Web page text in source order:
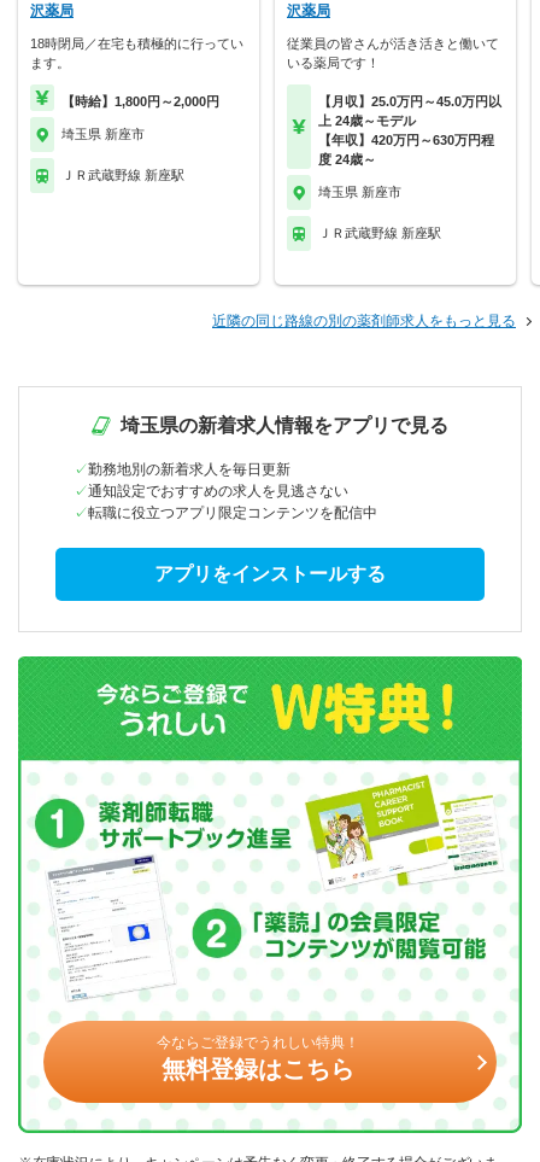
沢薬局
18時閉局／在宅も積極的に行ってい
ます。
【時給】1,800円～2,000円
埼玉県 新座市
ＪＲ武蔵野線 新座駅
沢薬局
従業員の皆さんが活き活きと働いて
いる薬局です！
【月収】25.0万円～45.0万円以
上 24歳～モデル
【年収】420万円～630万円程
度 24歳～
埼玉県 新座市
ＪＲ武蔵野線 新座駅
近隣の同じ路線の別の薬剤師求人をもっと見る
埼玉県の新着求人情報をアプリで見る
勤務地別の新着求人を毎日更新
通知設定でおすすめの求人を見逃さない
転職に役立つアプリ限定コンテンツを配信中
アプリをインストールする
今ならご登録でうれしい特典！
無料登録はこちら